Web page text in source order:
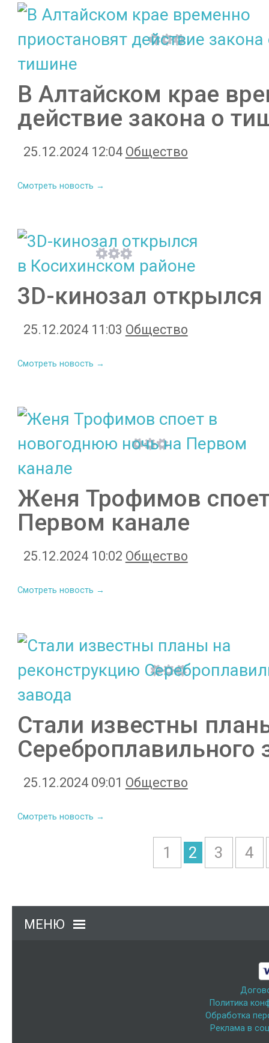
В Алтайском крае
действие закона о
25.12.2024 12:04 Общество
Смотреть новость →
3D-кинозал
25.12.2024 11:03 Общество
Смотреть новость →
Женя Трофимов
Первом канале
25.12.2024 10:02 Общество
Смотреть новость →
Стали известны
Сереброплавильного
25.12.2024 09:01 Общество
Смотреть новость →
1 2 3 4
МЕНЮ
Политика
Обработка
Реклама в